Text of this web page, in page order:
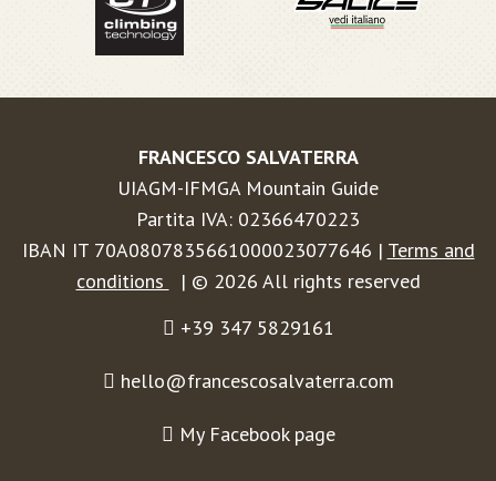
FRANCESCO SALVATERRA
UIAGM-IFMGA Mountain Guide
Partita IVA: 02366470223
IBAN IT 70A0807835661000023077646 | Terms and
conditions
| © 2026 All rights reserved
+39 347 5829161
hello@francescosalvaterra.com
My Facebook page